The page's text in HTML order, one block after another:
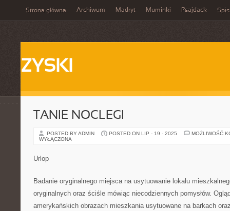
Strona główna Archiwum Madryt Muminki Psajdack Spis
ZYSKI
TANIE NOCLEGI
POSTED BY ADMIN POSTED ON LIP - 19 - 2025
MOŻLIWOŚĆ
WYŁĄCZONA
Urlop
Badanie oryginalnego miejsca na usytuowanie lokalu
oryginalnych oraz ściśle mówiąc niecodziennych pomysłów.
amerykańskich obrazach mieszkania usytuowane na barkach